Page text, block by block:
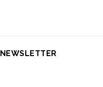
NEWSLETTER